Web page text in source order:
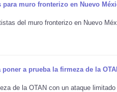
para muro fronterizo en Nuevo
del muro fronterizo en Nuevo
a prueba la firmeza de la
de la OTAN con un ataque